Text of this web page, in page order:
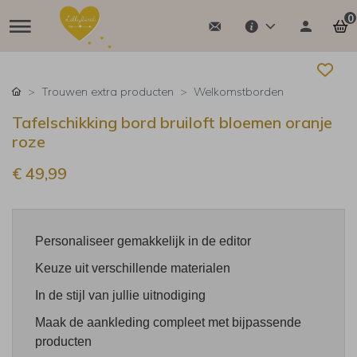
0
Trouwen extra producten Welkomstborden
Tafelschikking bord bruiloft bloemen oranje
roze
€ 49,99
Personaliseer gemakkelijk in de editor
Keuze uit verschillende materialen
In de stijl van jullie uitnodiging
Maak de aankleding compleet met bijpassende
producten